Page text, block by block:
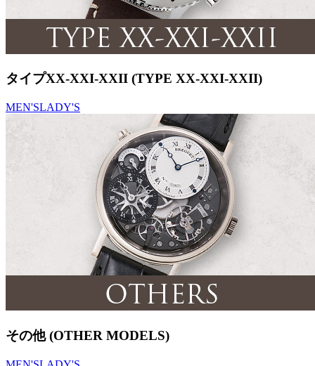
タイプXX-XXI-XXII (TYPE XX-XXI-XXII)
MEN'SLADY'S
その他 (OTHER MODELS)